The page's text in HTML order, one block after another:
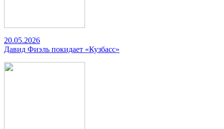
20.05.2026
Давид Фиэль покидает «Кузбасс»